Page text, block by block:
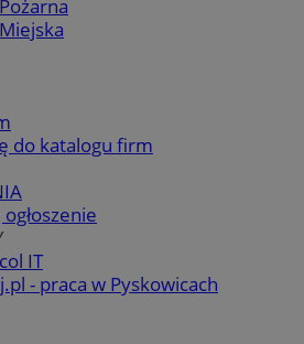
do katalogu firm
IT
- praca w Pyskowicach